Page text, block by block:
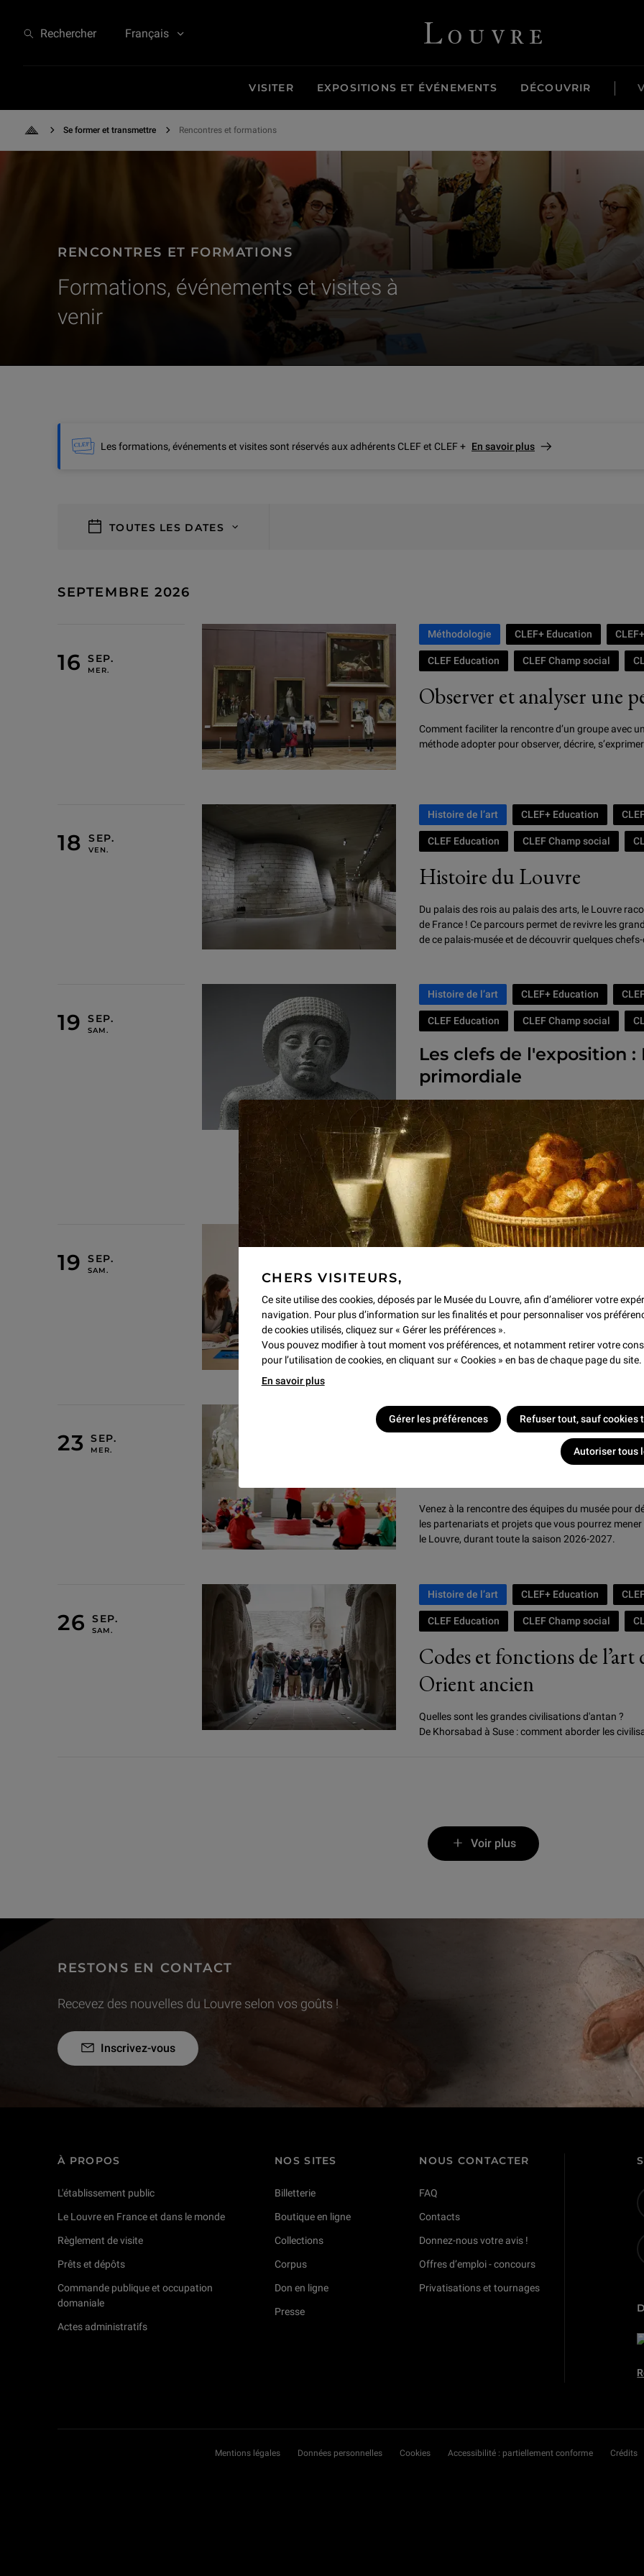
CHERS VISITEURS,
Ce site utilise des cookies, déposés par le Musée du Louvre, afin d’améliorer votre
navigation. Pour plus d’information sur les finalités et pour personnaliser vos
de cookies utilisés, cliquez sur « Gérer les préférences ».
Vous pouvez modifier à tout moment vos préférences, et notamment retirer votre
pour l’utilisation de cookies, en cliquant sur « Cookies » en bas de chaque page du site.
En savoir plus
Gérer les préférences Refuser tout, sauf cookies
Autoriser tous
Rechercher Français Louvre - Retour à l'accueil
VISITER EXPOSITIONS ET ÉVÉNEMENTS DÉCOUVRIR
Retour à l'accueil
Se former et transmettre Rencontres et formations
Formation dans une des salles du "Studio", réservées aux groupes et aux formations de relais.
RENCONTRES ET FORMATIONS
Formations, événements et visites à
venir
Les formations, événements et visites sont réservés aux adhérents CLEF et CLEF + En savoir plus
TOUTES LES DATES
SEPTEMBRE 2026
Observer et analyser une
Méthodologie CLEF+ Education
CLEF Education CLEF Champ social
Comment faciliter la rencontre d’un groupe avec
méthode adopter pour observer, décrire,
Histoire du Louvre
Histoire de l’art CLEF+ Education
CLEF Education CLEF Champ social
Du palais des rois au palais des arts, le Louvre
de France ! Ce parcours permet de revivre les
de ce palais-musée et de découvrir quelques
Les clefs de l'exposition :
primordiale
Histoire de l’art CLEF+ Education
CLEF Education CLEF Champ social
Les participants partent à la découverte de
Leçons de Mésopotamie ». Au fil de son histoire,
premières civilisations, a fait de l’eau un
de mythe.
À la suite d’une visite guidée, un formateur leur
dédiées et élabore avec eux des pistes d’activités
Se repérer au musée du
Méthodologie CLEF+ Education
Comment faciliter la rencontre d’un groupe avec
méthode adopter pour observer, décrire,
Présentation de la
Evénement CLEF+ Education CLEF+
CLEF Handicap
Venez à la rencontre des équipes du musée pour
les partenariats et projets que vous pourrez
le Louvre, durant toute la saison 2026-2027.
Codes et fonctions de
Orient ancien
Histoire de l’art CLEF+ Education
CLEF Education CLEF Champ social
Quelles sont les grandes civilisations d'antan ?
De Khorsabad à Suse : comment aborder les
Voir plus
RESTONS EN CONTACT
Recevez des nouvelles du Louvre selon vos goûts !
Inscrivez-vous
À PROPOS
L'établissement public
Le Louvre en France et dans le monde
Règlement de visite
Prêts et dépôts
Commande publique et occupation
domaniale
Actes administratifs
NOS SITES
Billetterie
Boutique en ligne
Collections
Corpus
Don en ligne
Presse
NOUS CONTACTER
FAQ
Contacts
Donnez-nous votre avis !
Offres d’emploi - concours
Privatisations et tournages
Mentions légales Données personnelles Cookies Accessibilité : partiellement conforme Crédits